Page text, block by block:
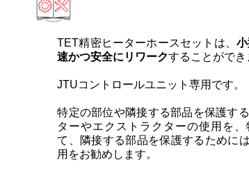
TET精密ヒーターホースセットは、
速かつ安全にリワークすることができ
JTUコントロールユニット専用です。
特定の部位や隣接する部品を保護す
ターやエクストラクターの使用を
て、隣接する部品を保護するために
用をお勧めします。